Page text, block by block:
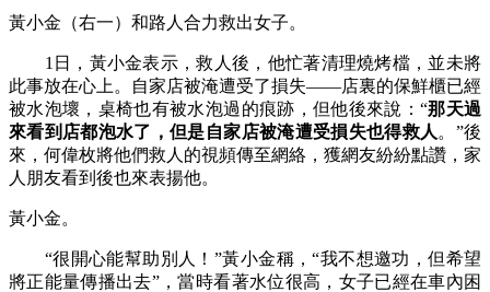
黃小金（右一）和路人合力救出女子。
1日，黃小金表示，救人後，他忙著清理燒烤檔，並未將
此事放在心上。自家店被淹遭受了損失——店裏的保鮮櫃已經
被水泡壞，桌椅也有被水泡過的痕跡，但他後來說：“那天過
來看到店都泡水了，但是自家店被淹遭受損失也得救人 。”後
來，何偉枚將他們救人的視頻傳至網絡，獲網友紛紛點讚，家
人朋友看到後也來表揚他。
黃小金。
“很開心能幫助別人！”黃小金稱，“我不想邀功，但希望
將正能量傳播出去”，當時看著水位很高，女子已經在車內困